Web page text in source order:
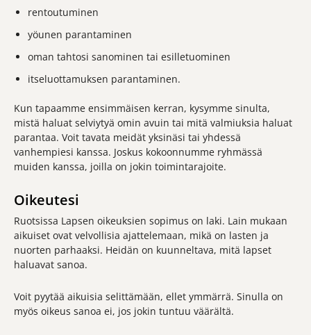
rentoutuminen
yöunen parantaminen
oman tahtosi sanominen tai esilletuominen
itseluottamuksen parantaminen.
Kun tapaamme ensimmäisen kerran, kysymme sinulta,
mistä haluat selviytyä omin avuin tai mitä valmiuksia haluat
parantaa. Voit tavata meidät yksinäsi tai yhdessä
vanhempiesi kanssa. Joskus kokoonnumme ryhmässä
muiden kanssa, joilla on jokin toimintarajoite.
Oikeutesi
Ruotsissa Lapsen oikeuksien sopimus on laki. Lain mukaan
aikuiset ovat velvollisia ajattelemaan, mikä on lasten ja
nuorten parhaaksi. Heidän on kuunneltava, mitä lapset
haluavat sanoa.
Voit pyytää aikuisia selittämään, ellet ymmärrä. Sinulla on
myös oikeus sanoa ei, jos jokin tuntuu väärältä.